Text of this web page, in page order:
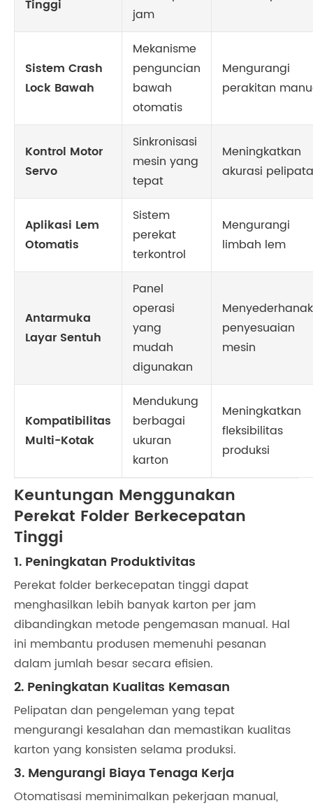
Tinggi
jam
Sistem Crash
Lock Bawah
Mekanisme
penguncian
bawah
otomatis
Mengurangi
perakitan
Kontrol Motor
Servo
Sinkronisasi
mesin yang
tepat
Meningkatkan
akurasi
Aplikasi Lem
Otomatis
Sistem
perekat
terkontrol
Mengurangi
limbah lem
Antarmuka
Layar Sentuh
Panel
operasi
yang
mudah
digunakan
penyesuaian
mesin
Kompatibilitas
Multi-Kotak
Mendukung
berbagai
ukuran
karton
Meningkatkan
fleksibilitas
produksi
Keuntungan Menggunakan
Perekat Folder Berkecepatan
Tinggi
1. Peningkatan Produktivitas
Perekat folder berkecepatan tinggi dapat
menghasilkan lebih banyak karton per jam
dibandingkan metode pengemasan manual. Hal
ini membantu produsen memenuhi pesanan
dalam jumlah besar secara efisien.
2. Peningkatan Kualitas Kemasan
Pelipatan dan pengeleman yang tepat
mengurangi kesalahan dan memastikan kualitas
karton yang konsisten selama produksi.
3. Mengurangi Biaya Tenaga Kerja
Otomatisasi meminimalkan pekerjaan manual,